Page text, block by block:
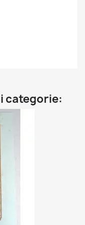
categorie: